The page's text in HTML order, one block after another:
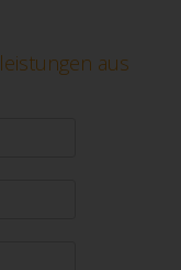
aus